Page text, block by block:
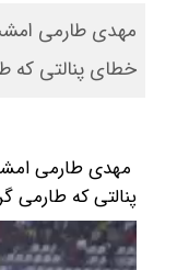
خطای پنالتی که
پنالتی که طارمی